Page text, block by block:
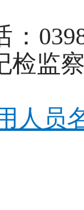
：
检监
人员